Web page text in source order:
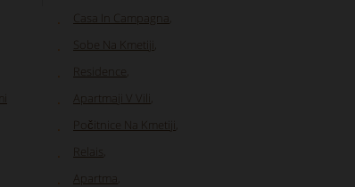
Casa In Campagna
Sobe Na Kmetiji
Residence
Apartmaji V Vili
Počitnice Na Kmetiji
Relais
Apartma